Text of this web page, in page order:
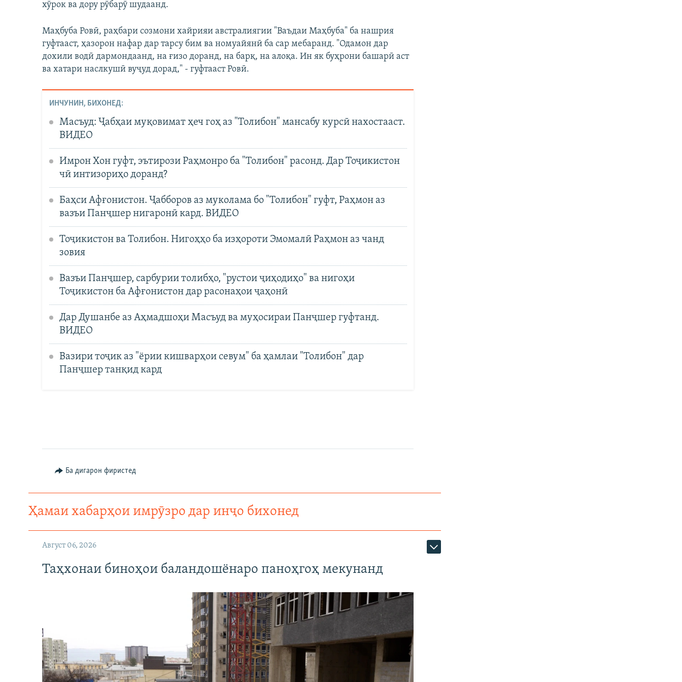
хӯрок ва дору рӯбарӯ шудаанд.
Маҳбуба Ровӣ, раҳбари созмони хайрияи австралиягии "Ваъдаи Маҳбуба" ба нашрия
гуфтааст, ҳазорон нафар дар тарсу бим ва номуайянӣ ба сар мебаранд. "Одамон дар
дохили водӣ дармондаанд, на ғизо доранд, на барқ, на алоқа. Ин як буҳрони башарӣ аст
ва хатари наслкушӣ вуҷуд дорад," - гуфтааст Ровӣ.
ИНЧУНИН, БИХОНЕД:
Масъуд: Ҷабҳаи муқовимат ҳеч гоҳ аз "Толибон" мансабу курсӣ нахостааст.
ВИДЕО
Имрон Хон гуфт, эътирози Раҳмонро ба "Толибон" расонд. Дар Тоҷикистон
чӣ интизориҳо доранд?
Баҳси Афғонистон. Ҷабборов аз муколама бо "Толибон" гуфт, Раҳмон аз
вазъи Панҷшер нигаронӣ кард. ВИДЕО
Тоҷикистон ва Толибон. Нигоҳҳо ба изҳороти Эмомалӣ Раҳмон аз чанд
зовия
Вазъи Панҷшер, сарбурии толибҳо, "рустои ҷиҳодиҳо" ва нигоҳи
Тоҷикистон ба Афғонистон дар расонаҳои ҷаҳонӣ
Дар Душанбе аз Аҳмадшоҳи Масъуд ва муҳосираи Панҷшер гуфтанд.
ВИДЕО
Вазири тоҷик аз "ёрии кишварҳои севум" ба ҳамлаи "Толибон" дар
Панҷшер танқид кард
Ба дигарон фиристед
Ҳамаи хабарҳои имрӯзро дар инҷо бихонед
Август 06, 2026
Таҳхонаи биноҳои баландошёнаро паноҳгоҳ мекунанд